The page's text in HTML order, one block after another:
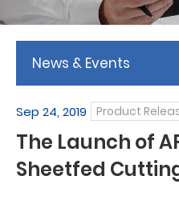
News & Events
Sep 24, 2019 Product
The Launch of
Sheetfed